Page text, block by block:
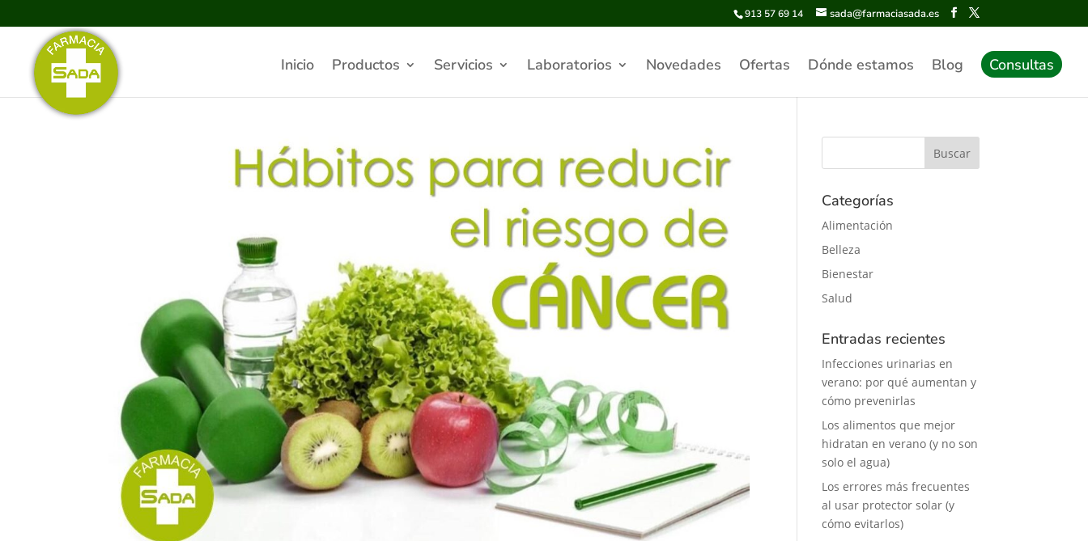
913 57 69 14 sada@farmaciasada.es
Inicio Productos Servicios Laboratorios Novedades Ofertas Dónde estamos Blog Consultas
Categorías
Alimentación
Belleza
Bienestar
Salud
Entradas recientes
Infecciones urinarias en
verano: por qué aumentan y
cómo prevenirlas
Los alimentos que mejor
hidratan en verano (y no son
solo el agua)
Los errores más frecuentes
al usar protector solar (y
cómo evitarlos)